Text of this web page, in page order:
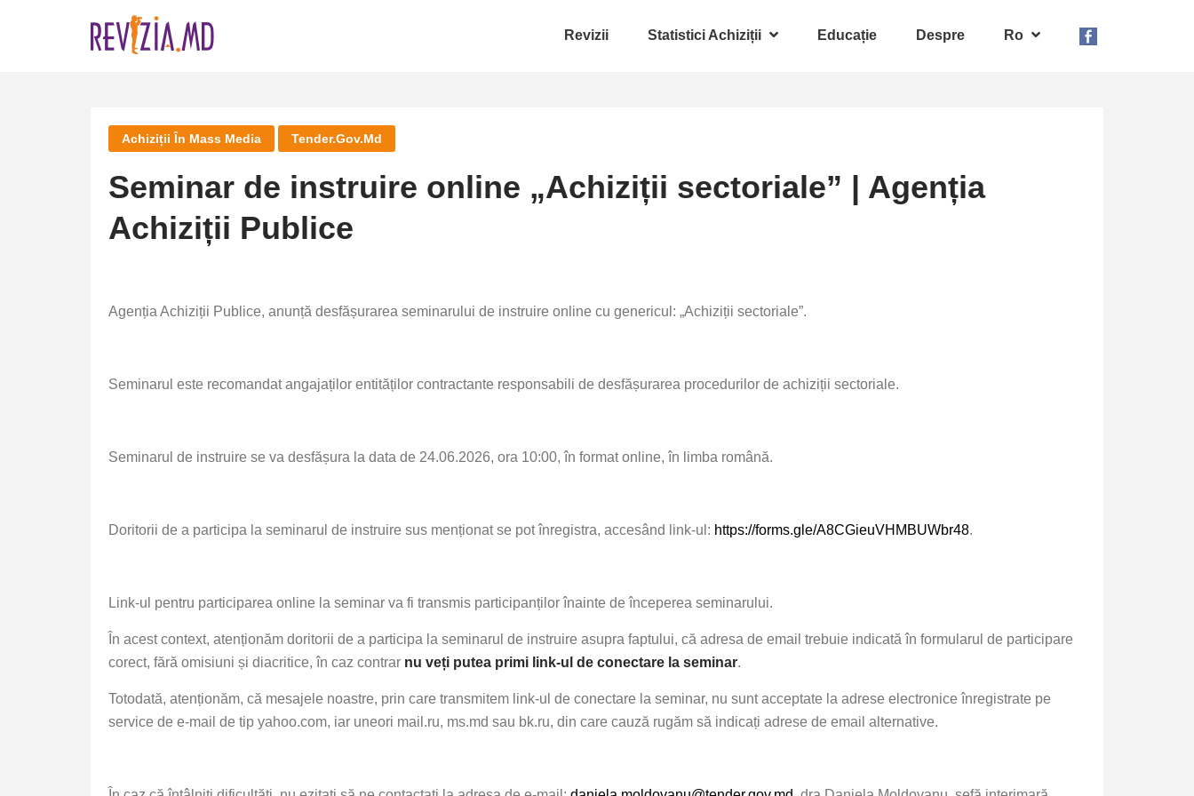
Revizii Statistici Achiziții Educație Despre Ro
Achiziții În Mass Media Tender.gov.md
Seminar de instruire online „Achiziții sectoriale” | Agenția
Achiziții Publice
Agenția Achiziții Publice, anunță desfășurarea seminarului de instruire online cu genericul: „Achiziții sectoriale”.
Seminarul este recomandatangajaților entităților contractante responsabili de desfășurarea procedurilor de achiziții sectoriale.
Seminarul de instruire se va desfășura la data de 24.06.2026, ora 10:00, în format online, în limba română.
Doritorii de a participa la seminarul de instruire sus menționat se pot înregistra, accesând link-ul: https://forms.gle/A8CGieuVHMBUWbr48.
Link-ul pentru participarea online la seminar va fi transmis participanților înainte de începerea seminarului.
În acest context, atenționăm doritorii de a participa la seminarul de instruire asupra faptului, că adresa de email trebuie indicată în formularul de participare
corect, fără omisiuni și diacritice, în caz contrar nu veți putea primi link-ul de conectare la seminar.
Totodată, atenționăm, că mesajele noastre, prin care transmitem link-ul de conectare la seminar, nu sunt acceptate la adrese electronice înregistrate pe
service de e-mail de tip yahoo.com, iar uneori mail.ru, ms.md sau bk.ru, din care cauză rugăm să indicați adrese de email alternative.